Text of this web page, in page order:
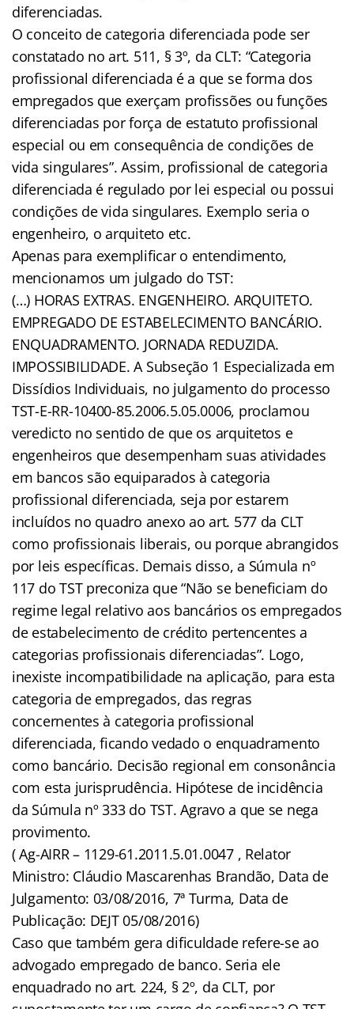
diferenciadas.
O conceito de categoria diferenciada pode ser
constatado no art. 511, § 3º, da CLT: “Categoria
profissional diferenciada é a que se forma dos
empregados que exerçam profissões ou funções
diferenciadas por força de estatuto profissional
especial ou em consequência de condições de
vida singulares”. Assim, profissional de categoria
diferenciada é regulado por lei especial ou possui
condições de vida singulares. Exemplo seria o
engenheiro, o arquiteto etc.
Apenas para exemplificar o entendimento,
mencionamos um julgado do TST:
(…) HORAS EXTRAS. ENGENHEIRO. ARQUITETO.
EMPREGADO DE ESTABELECIMENTO BANCÁRIO.
ENQUADRAMENTO. JORNADA REDUZIDA.
IMPOSSIBILIDADE. A Subseção 1 Especializada em
Dissídios Individuais, no julgamento do processo
TST-E-RR-10400-85.2006.5.05.0006, proclamou
veredicto no sentido de que os arquitetos e
engenheiros que desempenham suas atividades
em bancos são equiparados à categoria
profissional diferenciada, seja por estarem
incluídos no quadro anexo ao art. 577 da CLT
como profissionais liberais, ou porque abrangidos
por leis específicas. Demais disso, a Súmula nº
117 do TST preconiza que “Não se beneficiam do
regime legal relativo aos bancários os empregados
de estabelecimento de crédito pertencentes a
categorias profissionais diferenciadas”. Logo,
inexiste incompatibilidade na aplicação, para esta
categoria de empregados, das regras
concernentes à categoria profissional
diferenciada, ficando vedado o enquadramento
como bancário. Decisão regional em consonância
com esta jurisprudência. Hipótese de incidência
da Súmula nº 333 do TST. Agravo a que se nega
provimento.
( Ag-AIRR – 1129-61.2011.5.01.0047 , Relator
Ministro: Cláudio Mascarenhas Brandão, Data de
Julgamento: 03/08/2016, 7ª Turma, Data de
Publicação: DEJT 05/08/2016)
Caso que também gera dificuldade refere-se ao
advogado empregado de banco. Seria ele
enquadrado no art. 224, § 2º, da CLT, por